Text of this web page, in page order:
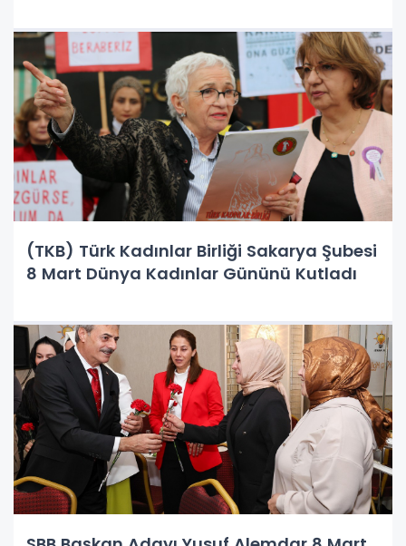
(TKB) Türk Kadınlar Birliği Sakarya Şubesi
8 Mart Dünya Kadınlar Gününü Kutladı